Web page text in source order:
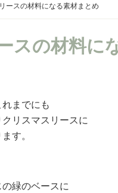
ースの材料になる素材まとめ
スの材料に
までにも
リスマスリースに
す。
緑のベースに